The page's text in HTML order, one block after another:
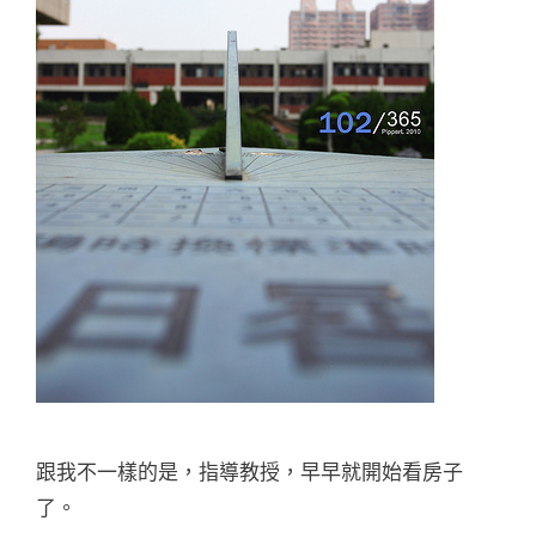
跟我不一樣的是，指導教授，早早就開始看房子
了。